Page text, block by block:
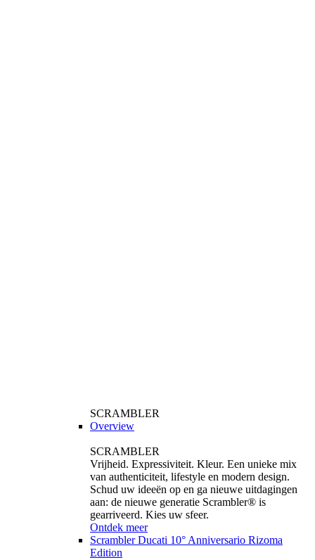
SCRAMBLER
Overview
SCRAMBLER
Vrijheid. Expressiviteit. Kleur. Een unieke mix
van authenticiteit, lifestyle en modern design.
Schud uw ideeën op en ga nieuwe uitdagingen
aan: de nieuwe generatie Scrambler® is
gearriveerd. Kies uw sfeer.
Ontdek meer
Scrambler Ducati 10° Anniversario Rizoma
Edition